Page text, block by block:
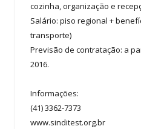
cozinha, organização e
Salário: piso regional +
transporte)
Previsão de contratação: a
2016.
Informações:
(41) 3362-7373
www.sinditest.org.br